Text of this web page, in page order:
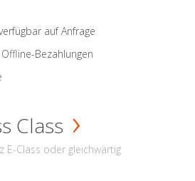
auf Anfrage
Bezahlungen
Class
E-Class oder gleichwärtig